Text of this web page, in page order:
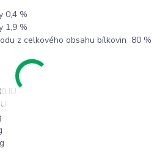
0,4 %
1,9 %
z celkového obsahu bílkovin 80 %
IU